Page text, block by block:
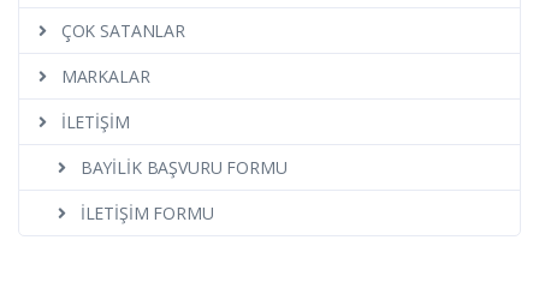
ÇOK SATANLAR
MARKALAR
İLETİŞİM
BAYİLİK BAŞVURU FORMU
İLETİŞİM FORMU